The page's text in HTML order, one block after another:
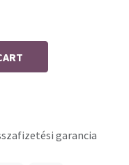
garancia